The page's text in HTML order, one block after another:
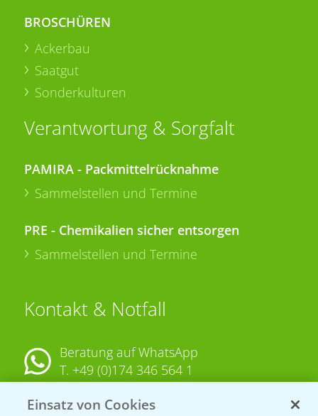
BROSCHÜREN
Ackerbau
Saatgut
Sonderkulturen
Verantwortung & Sorgfalt
PAMIRA - Packmittelrücknahme
Sammelstellen und Termine
PRE - Chemikalien sicher entsorgen
Sammelstellen und Termine
Kontakt & Notfall
Beratung auf WhatsApp
T. +49 (0)174 346 564 1
KONTAKT
Einsatz von Cookies